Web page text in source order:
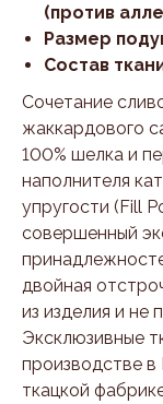
(против
Размер
Состав
Сочетание
жаккардового
100% шелка и
наполнителя
упругости (Fill
совершенный
двойная
из изделия и не
Эксклюзивные
производстве
ткацкой